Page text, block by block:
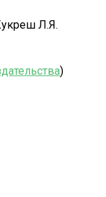
Л.Я.
)